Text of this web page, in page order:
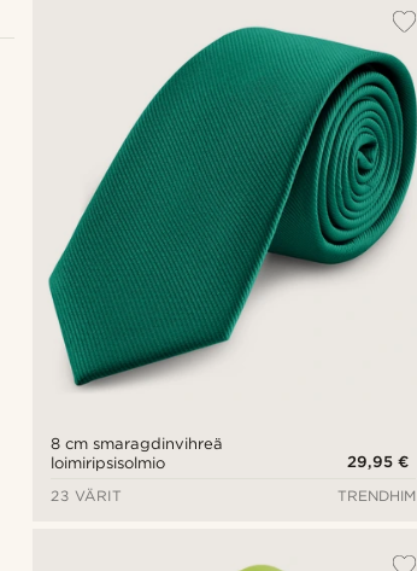
8 cm smaragdinvihreä
loimiripsisolmio
29,95 €
23 VÄRIT
TRENDHIM